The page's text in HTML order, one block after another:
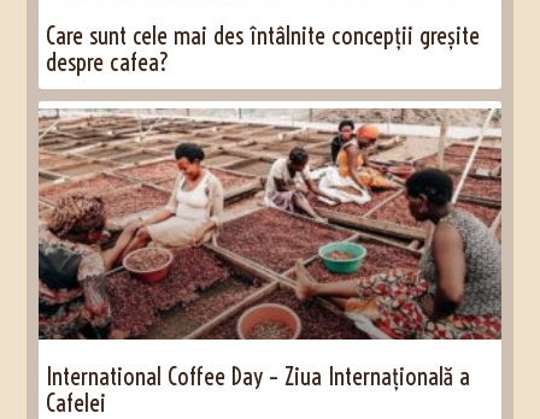
Care sunt cele mai des întâlnite concepții greșite
despre cafea?
International Coffee Day – Ziua Internațională a
Cafelei